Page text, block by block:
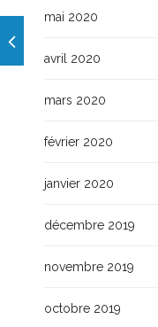
mai 2020
avril 2020
mars 2020
février 2020
janvier 2020
décembre 2019
novembre 2019
octobre 2019